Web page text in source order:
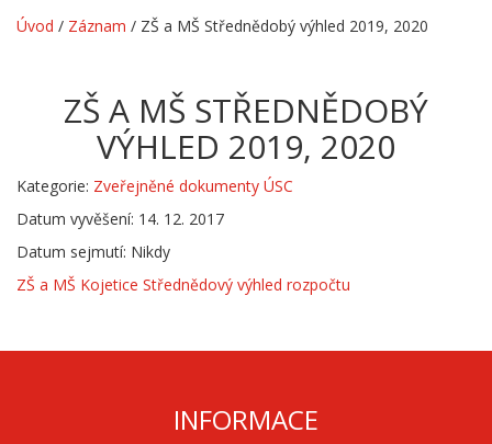
Úvod / Záznam / ZŠ a MŠ Střednědobý výhled 2019, 2020
ZŠ A MŠ STŘEDNĚDOBÝ
VÝHLED 2019, 2020
Kategorie: Zveřejněné dokumenty ÚSC
Datum vyvěšení: 14. 12. 2017
Datum sejmutí: Nikdy
ZŠ a MŠ Kojetice Střednědový výhled rozpočtu
INFORMACE